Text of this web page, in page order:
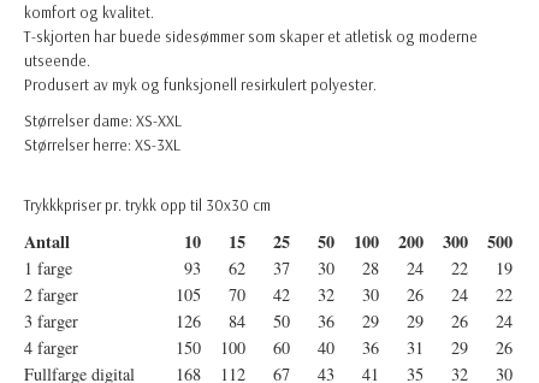
komfort og kvalitet.
T-skjorten har buede sidesømmer som skaper et atletisk og moderne
utseende.
Produsert av myk og funksjonell resirkulert polyester.
Størrelser dame: XS-XXL
Størrelser herre: XS-3XL
Trykkkpriser pr. trykk opp til 30x30 cm
Antall 10 15 25 50 100 200 300 500
1 farge 93 62 37 30 28 24 22
19
2 farger
105 70 42 32 30 26 24
22
3 farger
126 84 50 36 29 29 26
24
4 farger
150 100 60 40 36 31 29
26
Fullfarge digital
168 112 67 43 41 35 32 30